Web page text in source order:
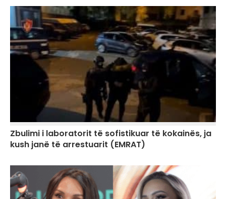
Zbulimi i laboratorit të sofistikuar të kokainës, ja
kush janë të arrestuarit (EMRAT)